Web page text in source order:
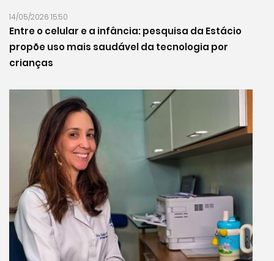
14/05/2026 15:50
Entre o celular e a infância: pesquisa da Estácio
propõe uso mais saudável da tecnologia por
crianças